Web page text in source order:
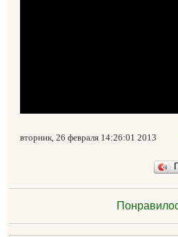
вторник, 26 февраля 14:26:01 2013